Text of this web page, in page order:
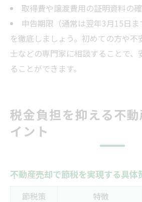
取得費や譲渡費用の証明資料の
申告期限（通常は翌年3月15日
を徹底しましょう。初めての方や不
士などの専門家に相談することで、
ることができます。
税金負担を抑える不
イント
不動産売却で節税を実現する具体
節税策 特徴